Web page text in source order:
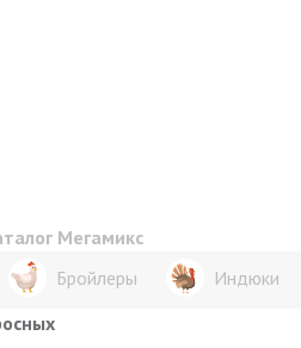
Мегамикс
Бройлеры Индюки